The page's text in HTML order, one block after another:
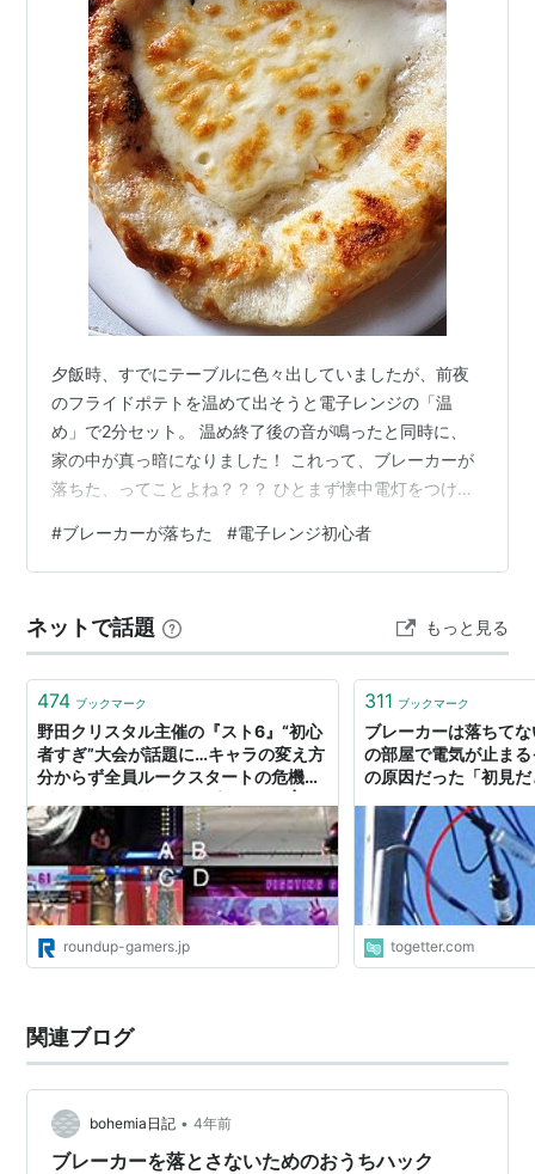
夕飯時、すでにテーブルに色々出していましたが、前夜
のフライドポテトを温めて出そうと電子レンジの「温
め」で2分セット。 温め終了後の音が鳴ったと同時に、
家の中が真っ暗になりました！ これって、ブレーカーが
落ちた、ってことよね？？？ ひとまず懐中電灯をつけ、
電球がついていたので、2階は無事。 1階でも、お風呂の
給湯器ランプは無事だったので、1階でも電気の流れる系
3か所あるうちのひとつが落ちていました。 3か所あると
いうことは、あと2か所は1階の別のブロックと2階と思わ
れます。 ブレーカーを上げる…
#ブレーカーが落ちた #電子レンジ初心者
ネットで話題 もっと見る
474 ブックマーク
野田クリスタル主催の『スト6』“初心
者すぎ”大会が話題に…キャラの変え方
分からず全員ルークスタートの危機や
RUGs（ラグス） Supported by intel
roundup-gamers.jp
311 ブックマーク
ブレーカーは落ちて
の部屋で電気が止ま
の原因だった「初見
togetter.com
関連ブログ
bohemia日記 • 4年前
ブレーカーを落とさないためのおうちハック